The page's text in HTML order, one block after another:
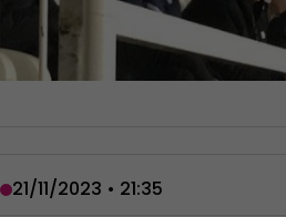
21/11/2023 • 21:35